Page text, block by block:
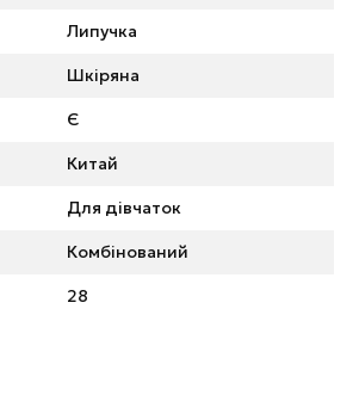
Липучка
Шкіряна
Є
Китай
Для дівчаток
Комбінований
28